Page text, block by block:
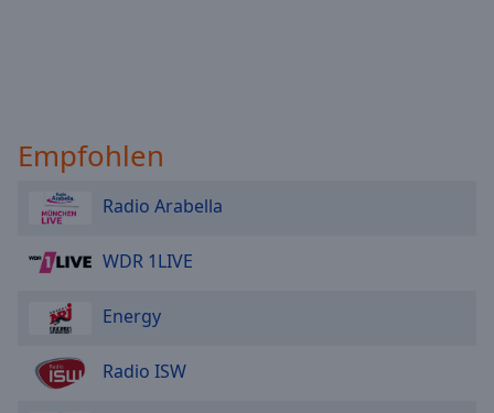
Empfohlen
Radio Arabella
WDR 1LIVE
Energy
Radio ISW